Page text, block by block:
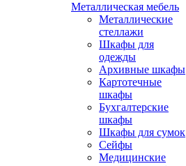
Металлическая мебель
Металлические
стеллажи
Шкафы для
одежды
Архивные шкафы
Картотечные
шкафы
Бухгалтерские
шкафы
Шкафы для сумок
Сейфы
Медицинские